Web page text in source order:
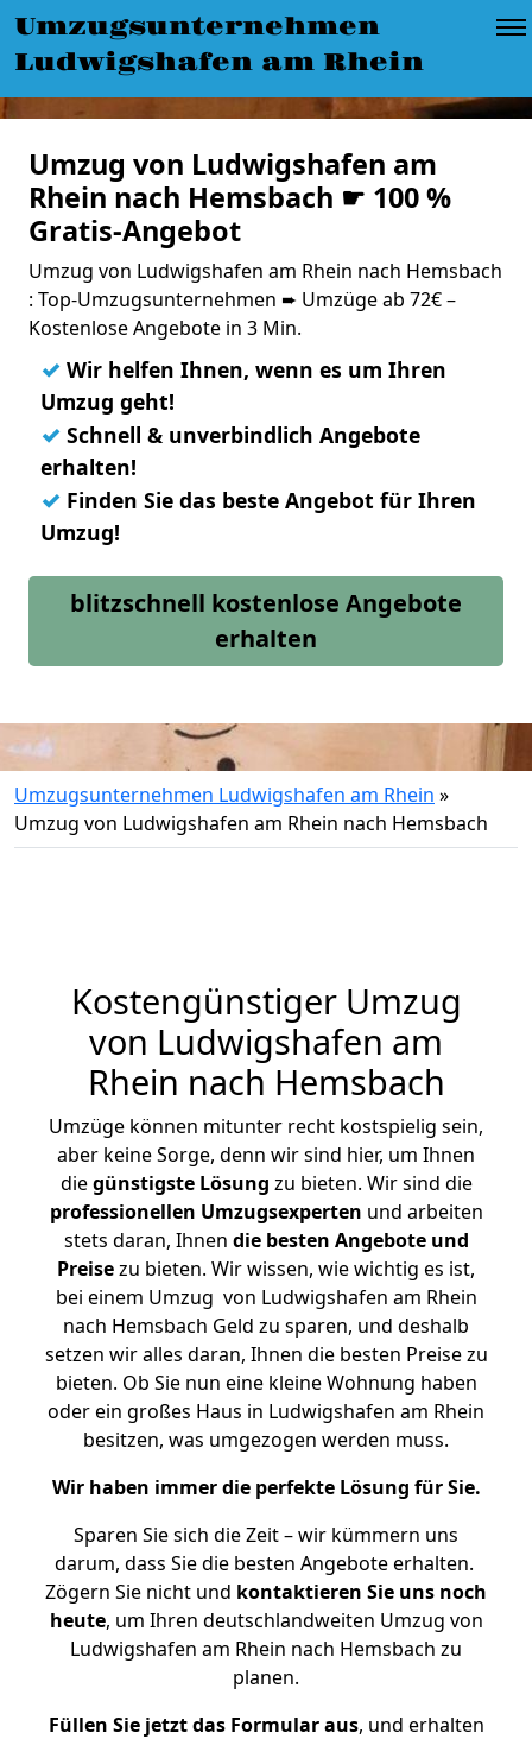
Umzugsunternehmen
Ludwigshafen am Rhein
Umzug von Ludwigshafen am
Rhein nach Hemsbach ☛ 100 %
Gratis-Angebot
Umzug von Ludwigshafen am Rhein nach Hemsbach
: Top-Umzugsunternehmen ➨ Umzüge ab 72€ –
Kostenlose Angebote in 3 Min.
✓ Wir helfen Ihnen, wenn es um Ihren
Umzug geht!
✓ Schnell & unverbindlich Angebote
erhalten!
✓ Finden Sie das beste Angebot für Ihren
Umzug!
blitzschnell kostenlose Angebote
erhalten
Umzugsunternehmen Ludwigshafen am Rhein »
Umzug von Ludwigshafen am Rhein nach Hemsbach
Kostengünstiger Umzug
von Ludwigshafen am
Rhein nach Hemsbach
Umzüge können mitunter recht kostspielig sein,
aber keine Sorge, denn wir sind hier, um Ihnen
diegünstigste Lösung zu bieten. Wir sind die
professionellen Umzugsexperten und arbeiten
stets daran, Ihnen die besten Angebote und
Preisezu bieten. Wir wissen, wie wichtig es ist,
bei einem Umzug von Ludwigshafen am Rhein
nach Hemsbach Geld zu sparen, und deshalb
setzen wir alles daran, Ihnen die besten Preise zu
bieten. Ob Sie nun eine kleine Wohnung haben
oder ein großes Haus in Ludwigshafen am Rhein
besitzen, was umgezogen werden muss.
Wir haben immer die perfekte Lösung für Sie.
Sparen Sie sich die Zeit – wir kümmern uns
darum, dass Sie die besten Angebote erhalten.
Zögern Sie nicht und kontaktieren Sie uns noch
heute, um Ihren deutschlandweiten Umzug von
Ludwigshafen am Rhein nach Hemsbach zu
planen.
Füllen Sie jetzt das Formular aus, und erhalten